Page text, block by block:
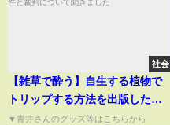
社会
【雑草で酔う】自生する植物で
トリップする方法を出版したら
逮捕された青井さんに事件と裁
▼青井さんのグッズ等はこちらから